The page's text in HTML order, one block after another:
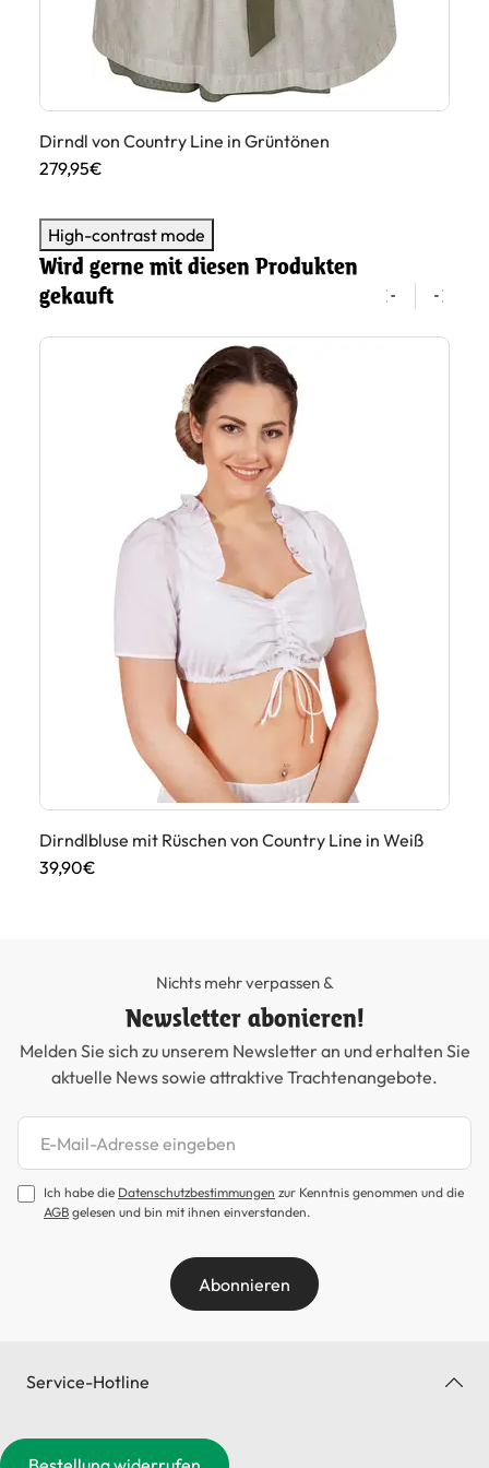
Dirndl von Country Line in Grüntönen
279,95€
High-contrast mode
Wird gerne mit diesen Produkten
gekauft
Dirndlbluse mit Rüschen von Country Line in Weiß
39,90€
Nichts mehr verpassen &
Newsletter abonieren!
Melden Sie sich zu unserem Newsletter an und erhalten Sie
aktuelle News sowie attraktive Trachtenangebote.
Newsletter abonnieren
Ich habe die Datenschutzbestimmungen zur Kenntnis genommen und die
AGB gelesen und bin mit ihnen einverstanden.
Abonnieren
Service-Hotline